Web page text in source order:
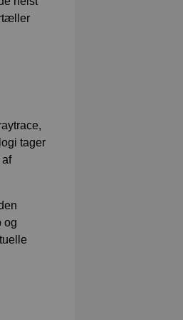
tager
af
og